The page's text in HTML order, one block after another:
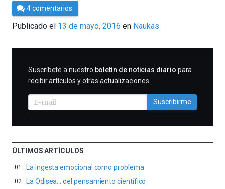
Por
Cultura
Cientifica
4 comentarios
Publicado el 13 de mayo, 2016 en Naukas
SUSCRIBIRME
Suscríbete a nuestro boletín de noticias diario para
recibir artículos y otras actualizaciones.
Suscribirme
ÚLTIMOS ARTÍCULOS
La ingesta emocional como problema
La Odisea… del pensamiento científico